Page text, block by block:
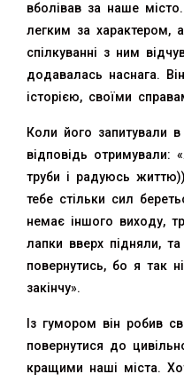
вболівав за наше
легким за характером,
спілкуванні з ним
додавалась наснага.
історією, своїми
Коли його запитували
відповідь отримували:
труби і радуюсь
тебе стільки сил
немає іншого виходу,
лапки вверх підняли,
повернутись, бо я так
закінчу».
Із гумором він робив
повернутися до
кращими наші міста.